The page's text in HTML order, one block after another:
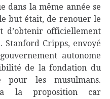
dans la même année se
but était, de renouer le
d’obtenir officiellement
Cripps, envoyé
autonome
de la fondation du
pour les musulmans.
la proposition car